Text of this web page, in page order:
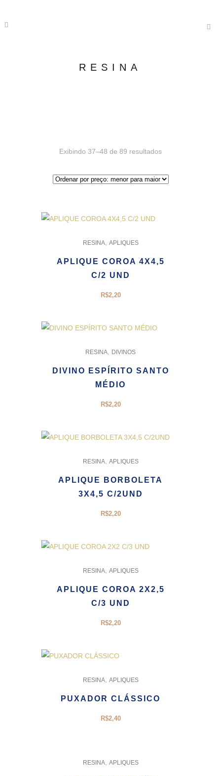
RESINA
Exibindo 37–48 de 89 resultados
RESINA, APLIQUES
APLIQUE COROA 4X4,5
C/2 UND
R$2,20
RESINA DIVINOS
DIVINO ESPÍRITO SANTO
MÉDIO
R$2,20
RESINA, APLIQUES
APLIQUE BORBOLETA
3X4,5 C/2UND
R$2,20
RESINA, APLIQUES
APLIQUE COROA 2X2,5
C/3 UND
R$2,20
RESINA, APLIQUES
PUXADOR CLÁSSICO
R$2,40
RESINA, APLIQUES